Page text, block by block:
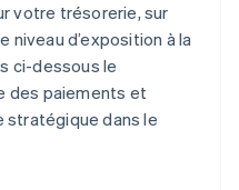
votre trésorerie, sur
niveau d’exposition à la
ci-dessous le
des paiements et
stratégique dans le